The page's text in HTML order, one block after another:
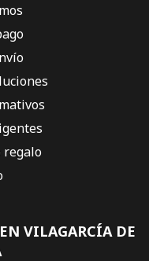
VILAGARCÍA DE
regalo